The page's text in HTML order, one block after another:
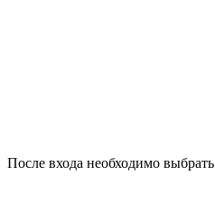
После входа необходимо